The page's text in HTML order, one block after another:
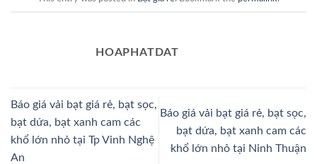
HOAPHATDAT
Báo giá vải bạt giá rẻ, bạt sọc,
bạt dứa, bạt xanh cam các
khổ lớn nhỏ tại Tp Vinh Nghệ
An
Báo giá vải bạt giá rẻ, bạt sọc,
bạt dứa, bạt xanh cam các
khổ lớn nhỏ tại Ninh Thuận